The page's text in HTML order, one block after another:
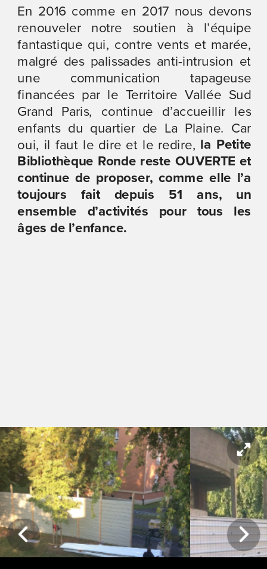
En 2016 comme en 2017 nous devons
renouveler notre soutien à l’équipe
fantastique qui, contre vents et marée,
malgré des palissades anti-intrusion et
une communication tapageuse
financées par le Territoire Vallée Sud
Grand Paris, continue d’accueillir les
enfants du quartier de La Plaine. Car
oui, il faut le dire et le redire, la Petite
Bibliothèque Ronde reste OUVERTE et
continue de proposer, comme elle l’a
toujours fait depuis 51 ans, un
ensemble d’activités pour tous les
âges de l’enfance.